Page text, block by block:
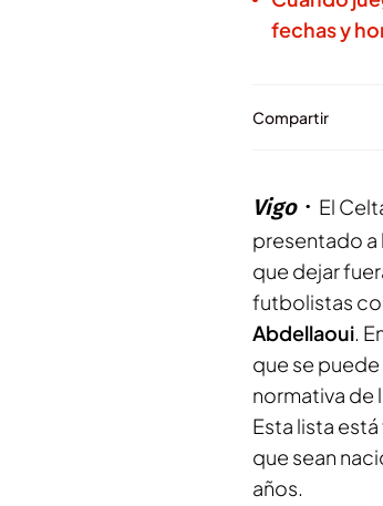
fechas y
Compartir
Vigo El
presentado a
que dejar
futbolistas
Abdellaoui.
que se
normativa de
Esta lista
que sean
años.